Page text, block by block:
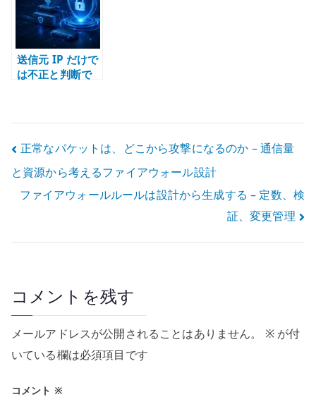
送信元 IP だけで
は不正と判断で
投
稿
ナ
ビ
ー
シ
ョ
ン
正常なパケットは、どこから攻撃になるのか – 通信量
と資源から考えるファイアウォール設計
ファイアウォールルールは設計から生成する – 定数、検
証、変更管理
コメントを残す
メールアドレスが公開されることはありません。 ※が付
いている欄は必須項目です
コメント ※